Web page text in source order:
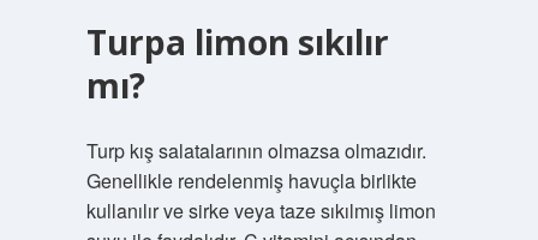
Turpa limon sıkılır
mı?
Turp kış salatalarının olmazsa olmazıdır.
Genellikle rendelenmiş havuçla birlikte
kullanılır ve sirke veya taze sıkılmış limon